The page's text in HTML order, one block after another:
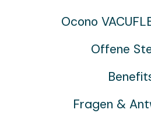
Ocono
Offene
Fragen &